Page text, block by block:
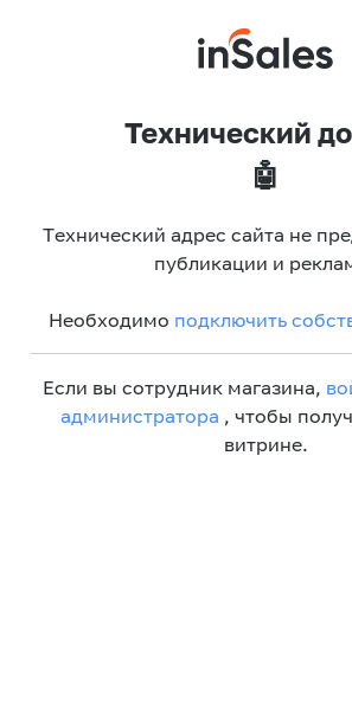
Технический
🤖
Технический адрес сайта не
публикации и
Необходимо подключить
Если вы сотрудник магазина,
администратора , чтобы
витрине.